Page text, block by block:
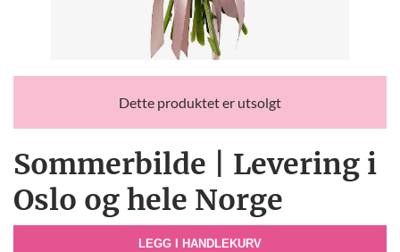
Dette produktet er utsolgt
Sommerbilde | Levering i
Oslo og hele Norge
LEGG I HANDLEKURV